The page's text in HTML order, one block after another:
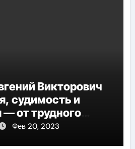
Викторович
судимость и
от трудного
успеха
Фев 20, 2023